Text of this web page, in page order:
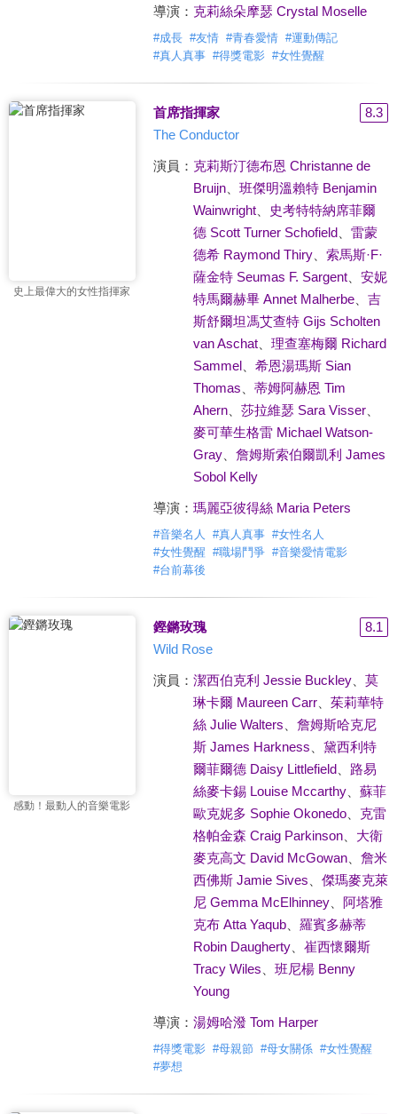
導演： 克莉絲朵摩瑟 Crystal Moselle
#成長 #友情 #青春愛情 #運動傳記
#真人真事 #得獎電影 #女性覺醒
史上最偉大的女性指揮家
首席指揮家
8.3
The Conductor
演員： 克莉斯汀德布恩 Christanne de
Bruijn、 班傑明溫賴特 Benjamin
Wainwright、
史考特特納席菲爾
德 Scott Turner Schofield、 雷蒙
德希 Raymond Thiry、 索馬斯·F·
薩金特 Seumas F. Sargent、 安妮
特馬爾赫畢 Annet Malherbe、 吉
斯舒爾坦馮艾查特 Gijs Scholten
van Aschat、 理查塞梅爾 Richard
Sammel、 希恩湯瑪斯 Sian
Thomas
蒂姆阿赫恩 Tim
Ahern、 莎拉維瑟 Sara Visser、
麥可華生格雷 Michael Watson-
Gray、 詹姆斯索伯爾凱利 James
Sobol Kelly
導演： 瑪麗亞彼得絲 Maria Peters
#音樂名人 #真人真事 #女性名人
#女性覺醒 #職場鬥爭 #音樂愛情電影
#台前幕後
感動！最動人的音樂電影
鏗鏘玫瑰
8.1
Wild Rose
演員： 潔西伯克利 Jessie Buckley、 莫
琳卡爾 Maureen Carr、 茱莉華特
絲 Julie Walters
詹姆斯哈克尼
斯 James Harkness
黛西利特
爾菲爾德 Daisy Littlefield、 路易
絲麥卡錫 Louise Mccarthy、 蘇菲
歐克妮多 Sophie Okonedo、 克雷
格帕金森 Craig Parkinson、 大衛
麥克高文 David McGowan、 詹米
西佛斯 Jamie Sives
傑瑪麥克萊
尼 Gemma McElhinney、 阿塔雅
克布 Atta Yaqub、 羅賓多赫蒂
Robin Daugherty、 崔西懷爾斯
Tracy Wiles
班尼楊 Benny
Young
導演： 湯姆哈潑 Tom Harper
#得獎電影 #母親節 #母女關係 #女性覺醒
#夢想